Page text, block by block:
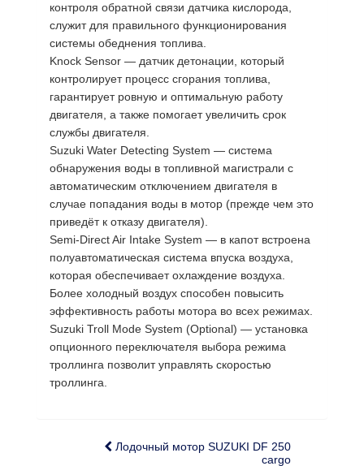
контроля обратной связи датчика кислорода,
служит для правильного функционирования
системы обеднения топлива.
Knock Sensor — датчик детонации, который
контролирует процесс сгорания топлива,
гарантирует ровную и оптимальную работу
двигателя, а также помогает увеличить срок
службы двигателя.
Suzuki Water Detecting System — система
обнаружения воды в топливной магистрали с
автоматическим отключением двигателя в
случае попадания воды в мотор (прежде чем это
приведёт к отказу двигателя).
Semi-Direct Air Intake System — в капот встроена
полуавтоматическая система впуска воздуха,
которая обеспечивает охлаждение воздуха.
Более холодный воздух способен повысить
эффективность работы мотора во всех режимах.
Suzuki Troll Mode System (Optional) — установка
опционного переключателя выбора режима
троллинга позволит управлять скоростью
троллинга.
Лодочный мотор SUZUKI DF 250
cargo